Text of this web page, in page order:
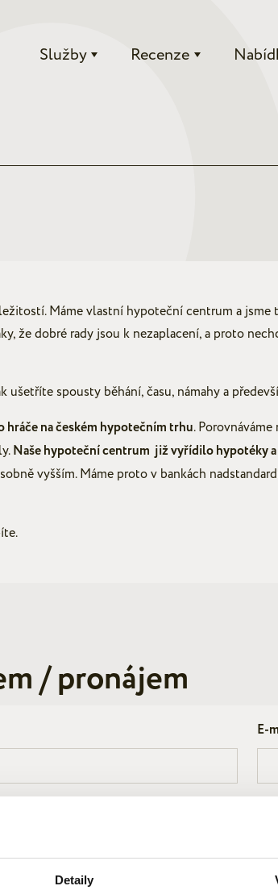
Detaily
Služby Recenze
Máme vlastní hypoteční centrum a jsme
že dobré rady jsou k nezaplacení, a proto
spousty běhání, času, námahy a
hráče na českém hypotečním trhu.
Naše hypoteční centrum již vyřídilo hypotéky
vyšším. Máme proto v bankách
/ pronájem
E-